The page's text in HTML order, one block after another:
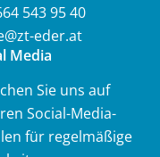
543 95 40
eder.at
Media
Sie uns auf
Social-Media-
für regelmäßige